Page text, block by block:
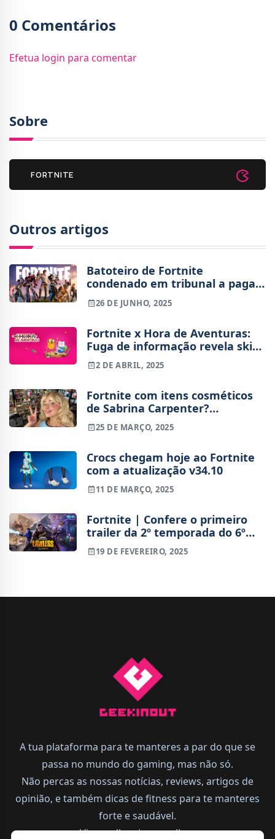
0 Comentários
Efetua login para comentar
Sobre
FORTNITE
Outros artigos
Batoteiro de Fortnite
condenado em tribunal a pagar
multa avultada
26 DE JUNHO, 2025
Fortnite x Hora de Aventuras:
Fuga de informação revela skins
de Finn, Jake e muito mais
2 DE ABRIL, 2025
Fortnite com itens cosméticos
de Sabrina Carpenter?
Dataminers já encontraram
evidências
25 DE MARÇO, 2025
Crocs chegam hoje ao Fortnite
com a atualização v34.10
11 DE MARÇO, 2025
Fortnite | Confere o primeiro
trailer da 2º temporada do 6º
capítulo
19 DE FEVEREIRO, 2025
A tua plataforma para te manteres a par do que se
passa no mundo do gaming, mas não só.
Não percas as nossas notícias, reviews, artigos de
opinião, e também dicas de fitness para te manteres
forte e saudável.
Vive melhor, joga melhor.